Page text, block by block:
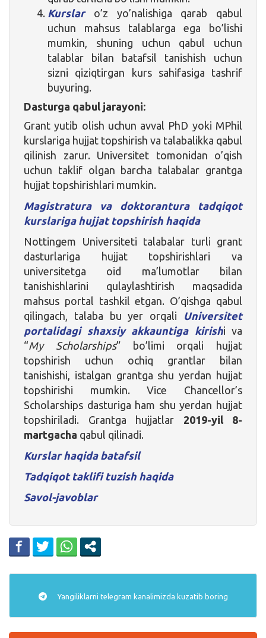
Kurslaro’z yo’nalishiga qarab qabul
uchun mahsus talablarga ega bo’lishi
mumkin, shuning uchun qabul uchun
talablar bilan batafsil tanishish uchun
sizni qiziqtirgan kurs sahifasiga tashrif
buyuring.
Dasturga qabul jarayoni:
Grant yutib olish uchun avval PhD yoki MPhil
kurslariga hujjat topshirish va talabalikka qabul
qilinish zarur. Universitet tomonidan o’qish
uchun taklif olgan barcha talabalar grantga
hujjat topshirishlari mumkin.
Magistratura va doktorantura tadqiqot
kurslariga hujjat topshirish haqida
Nottingem Universiteti talabalar turli grant
dasturlariga hujjat topshirishlari va
universitetga oid ma’lumotlar bilan
tanishishlarini qulaylashtirish maqsadida
mahsus portal tashkil etgan. O’qishga qabul
qilingach, talaba bu yer orqali Universitet
portalidagi shaxsiy akkauntiga kirishi va
“My Scholarships” bo’limi orqali hujjat
topshirish uchun ochiq grantlar bilan
tanishishi, istalgan grantga shu yerdan hujjat
topshirishi mumkin. Vice Chancellor’s
Scholarships dasturiga ham shu yerdan hujjat
topshiriladi. Grantga hujjatlar 2019-yil 8-
martgacha qabul qilinadi.
Kurslar haqida batafsil
Tadqiqot taklifi tuzish haqida
Savol-javoblar
Yangiliklarni telegram kanalimizda kuzatib boring